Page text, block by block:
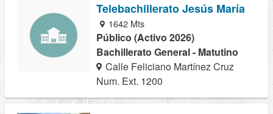
Telebachillerato Jesús María
1642 Mts
Público (Activo 2026)
Bachillerato General - Matutino
Calle Feliciano Martínez Cruz
Num. Ext. 1200